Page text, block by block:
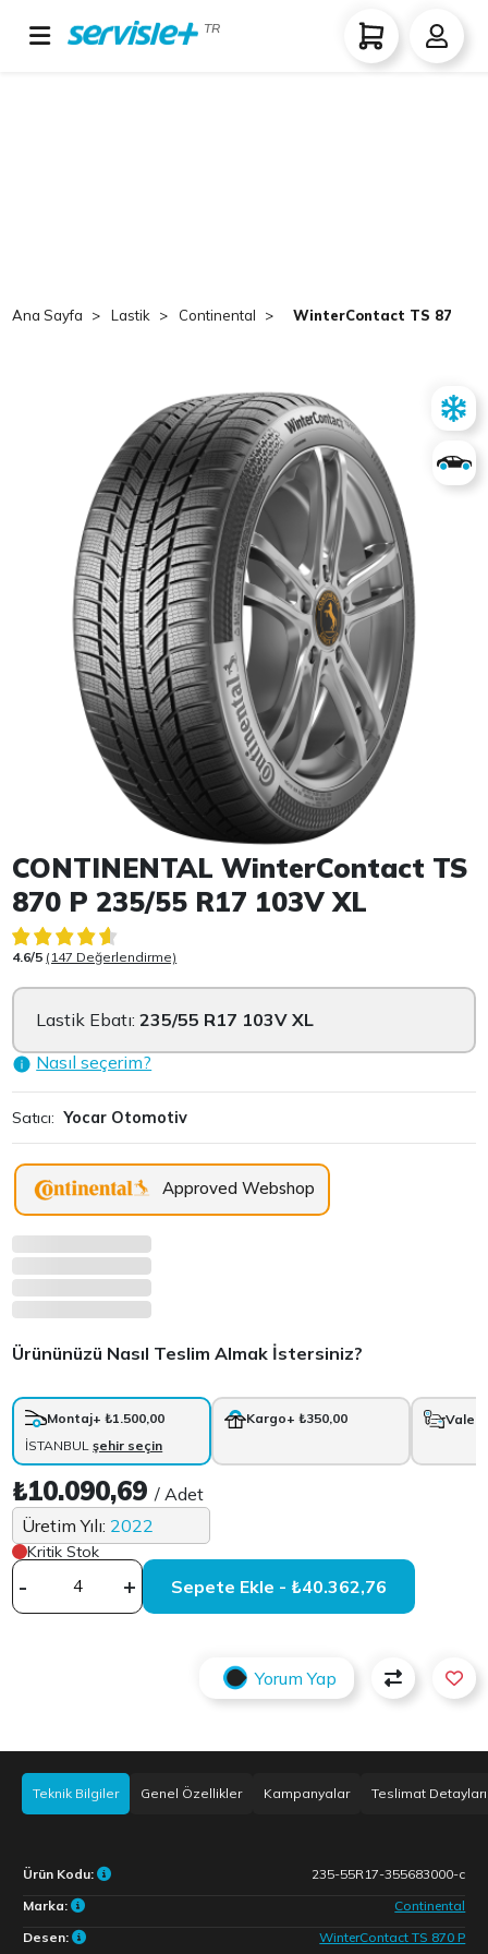
TR
Ana Sayfa Lastik Continental WinterContact TS 870 P
Item 1 of 1
CONTINENTAL WinterContact TS
870 P 235/55 R17 103V XL
4.6/5 (147 Değerlendirme)
Lastik Ebatı:235/55 R17 103V XL
Nasıl seçerim?
Satıcı: Yocar Otomotiv
Approved Webshop
Ürününüzü Nasıl Teslim Almak İstersiniz?
Montaj+ ₺1.500,00
İSTANBULşehir seçin
Kargo+ ₺350,00 Vale
₺10.090,69/ Adet
Üretim Yılı: 2022
Kritik Stok
- + Sepete Ekle - ₺40.362,76
Yorum Yap
Teknik Bilgiler Genel Özellikler Kampanyalar Teslimat Detayları
Ürün Kodu:
235-55R17-355683000-c
Marka:
Continental
Desen:
WinterContact TS 870 P